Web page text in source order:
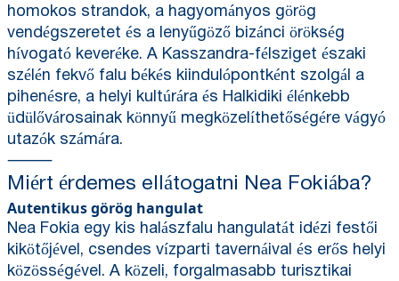
homokos strandok, a hagyományos görög
vendégszeretet és a lenyűgöző bizánci örökség
hívogató keveréke. A Kasszandra-félsziget északi
szélén fekvő falu békés kiindulópontként szolgál a
pihenésre, a helyi kultúrára és Halkidiki élénkebb
üdülővárosainak könnyű megközelíthetőségére vágyó
utazók számára.
⸻
Miért érdemes ellátogatni Nea Fokiába?
Autentikus görög hangulat
Nea Fokia egy kis halászfalu hangulatát idézi festői
kikötőjével, csendes vízparti tavernáival és erős helyi
közösségével. A közeli, forgalmasabb turisztikai